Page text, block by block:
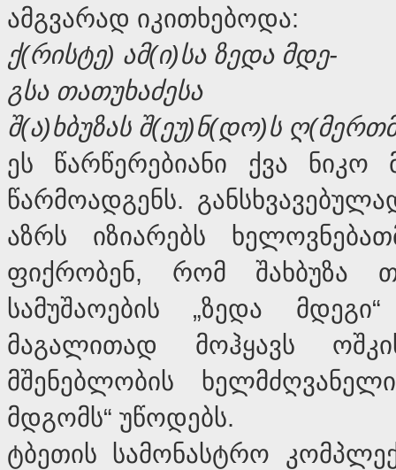
ამგვარად იკითხებოდა:
ქ(რისტე) ამ(ი)სა ზედა მდე-
გსა თათუხაძესა
შ(ა)ხბუზას შ(ეუ)ნ(დო)ს ღ(
ეს წარწერებიანი ქვა ნიკო
წარმოადგენს.
აზრს იზიარებს
ფიქრობენ, რომ შახბუზა
სამუშაოების „ზედა
მაგალითად მოჰყავს
მშენებლობის
მდგომს“ უწოდებს.
ტბეთის სამონასტრო